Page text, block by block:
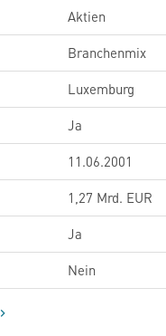
Aktien
Branchenmix
Luxemburg
Ja
11.06.2001
1,27 Mrd. EUR
Ja
Nein